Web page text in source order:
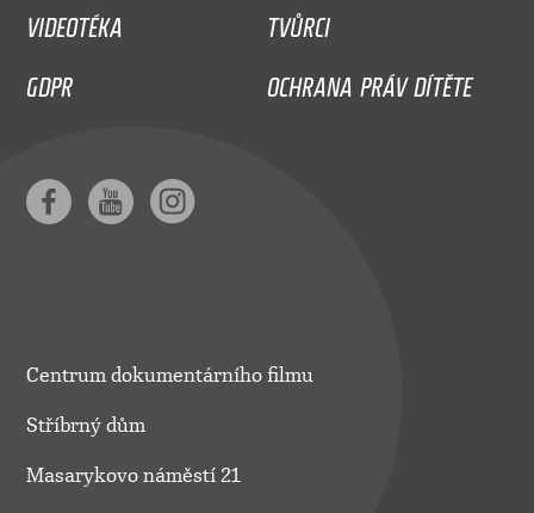
VIDEOTÉKA
TVŮRCI
GDPR
OCHRANA PRÁV DÍTĚTE
Centrum dokumentárního filmu
Stříbrný dům
Masarykovo náměstí 21